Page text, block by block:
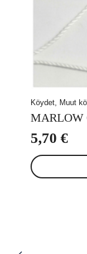
Köydet, Muut
MARLOW
5,70 €